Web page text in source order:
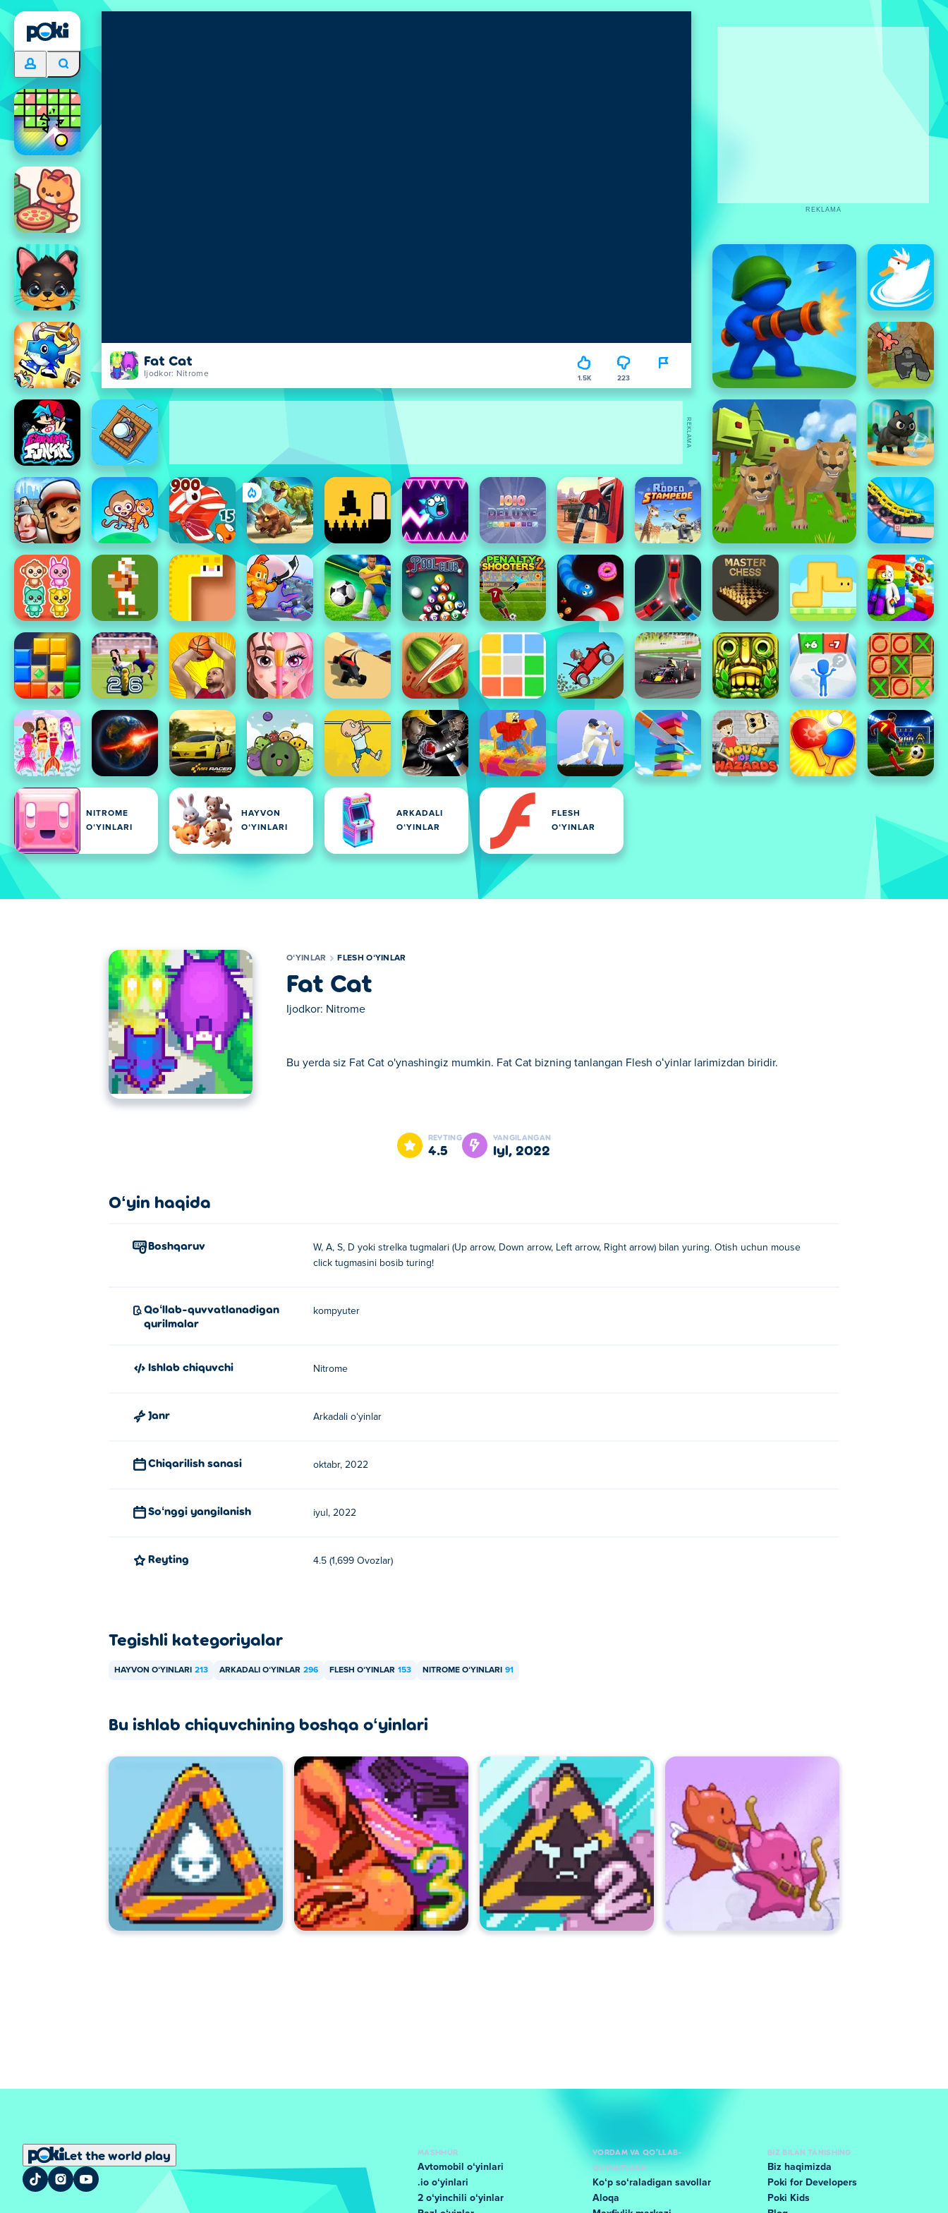
Fat Cat
Ijodkor: Nitrome 1.5K 223
NITROME
OʻYINLARI
HAYVON
OʻYINLARI
ARKADALI
OʻYINLAR
FLESH
OʻYINLAR
REKLAMA
REKLAMA
OʻYINLAR FLESH OʻYINLAR
Fat Cat
Ijodkor: Nitrome
Bu yerda siz Fat Cat o'ynashingiz mumkin. Fat Cat bizning tanlangan Flesh oʻyinlar larimizdan biridir.
Bu yerda siz Fat Cat o'ynashingiz mumkin. Fat Cat bizning tanlangan Flesh oʻyinlar larimizdan biridir.
REYTING
4.5
YANGILANGAN
iyl, 2022
Oʻyin haqida
Boshqaruv
W, A, S, D yoki strelka tugmalari (Up arrow, Down arrow, Left arrow, Right arrow) bilan yuring. Otish uchun mouse
click tugmasini bosib turing!
Qoʻllab-quvvatlanadigan
qurilmalar
kompyuter
Ishlab chiquvchi Nitrome
Janr Arkadali oʻyinlar
Chiqarilish sanasi oktabr, 2022
Soʻnggi yangilanish iyul, 2022
Reyting 4.5 (1,699 Ovozlar)
Tegishli kategoriyalar
HAYVON OʻYINLARI 213 ARKADALI OʻYINLAR 296 FLESH OʻYINLAR 153 NITROME OʻYINLARI 91
Bu ishlab chiquvchining boshqa oʻyinlari
Let the world play
MASHHUR
Avtomobil oʻyinlari
.io oʻyinlari
2 oʻyinchili oʻyinlar
YORDAM VA QO'LLAB-
QUVVATLASH
Koʻp soʻraladigan savollar
Aloqa
BIZ BILAN TANISHING
Biz haqimizda
Poki for Developers
Poki Kids